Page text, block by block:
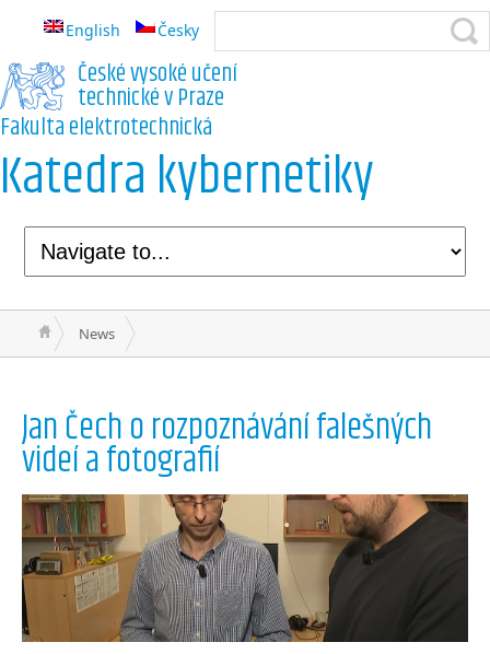
English Česky
České vysoké učení
technické v Praze
Fakulta elektrotechnická
Katedra kybernetiky
News
Jan Čech o rozpoznávání falešných
videí a fotografií